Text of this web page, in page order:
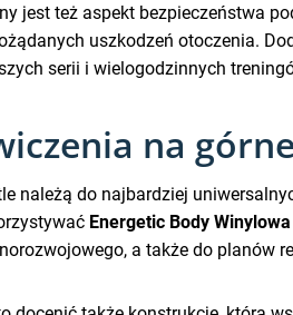
jest też aspekt bezpieczeństwa
uszkodzeń otoczenia.
serii i wielogodzinnych
na
należą do najbardziej
Energetic Body
a także do planów